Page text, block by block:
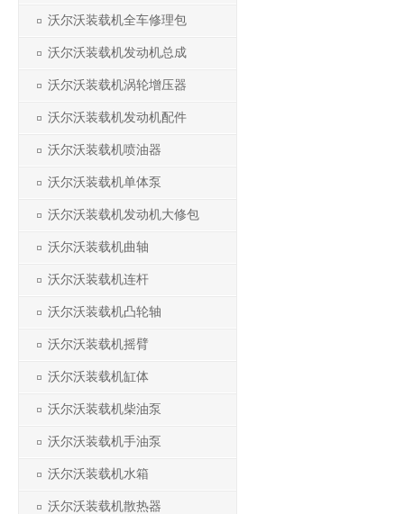
沃尔沃装载机全车修理包
沃尔沃装载机发动机总成
沃尔沃装载机涡轮增压器
沃尔沃装载机发动机配件
沃尔沃装载机喷油器
沃尔沃装载机单体泵
沃尔沃装载机发动机大修包
沃尔沃装载机曲轴
沃尔沃装载机连杆
沃尔沃装载机凸轮轴
沃尔沃装载机摇臂
沃尔沃装载机缸体
沃尔沃装载机柴油泵
沃尔沃装载机手油泵
沃尔沃装载机水箱
沃尔沃装载机散热器